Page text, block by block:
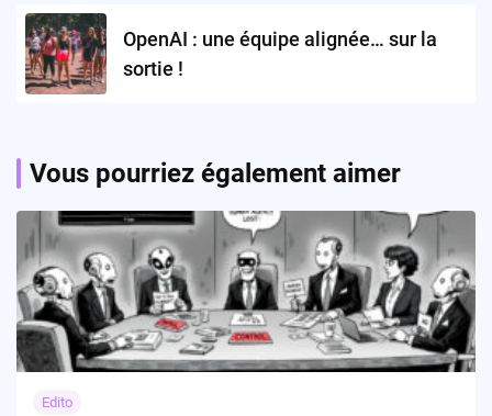
OpenAI : une équipe alignée… sur la
sortie !
Vous pourriez également aimer
Edito